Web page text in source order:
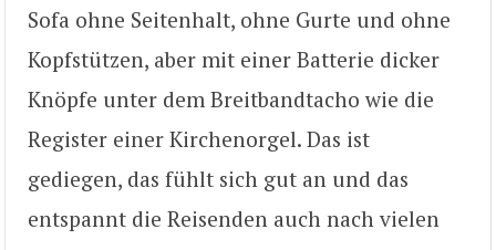
Sofa ohne Seitenhalt, ohne Gurte und ohne
Kopfstützen, aber mit einer Batterie dicker
Knöpfe unter dem Breitbandtacho wie die
Register einer Kirchenorgel. Das ist
gediegen, das fühlt sich gut an und das
entspannt die Reisenden auch nach vielen